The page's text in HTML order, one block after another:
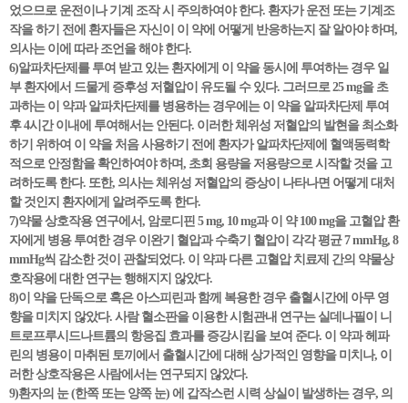
었으므로 운전이나 기계 조작 시 주의하여야 한다. 환자가 운전 또는 기계조
작을 하기 전에 환자들은 자신이 이 약에 어떻게 반응하는지 잘 알아야 하며,
의사는 이에 따라 조언을 해야 한다.
6)알파차단제를 투여 받고 있는 환자에게 이 약을 동시에 투여하는 경우 일
부 환자에서 드물게 증후성 저혈압이 유도될 수 있다. 그러므로 25 mg을 초
과하는 이 약과 알파차단제를 병용하는 경우에는 이 약을 알파차단제 투여
후 4시간 이내에 투여해서는 안된다. 이러한 체위성 저혈압의 발현을 최소화
하기 위하여 이 약을 처음 사용하기 전에 환자가 알파차단제에 혈액동력학
적으로 안정함을 확인하여야 하며, 초회 용량을 저용량으로 시작할 것을 고
려하도록 한다. 또한, 의사는 체위성 저혈압의 증상이 나타나면 어떻게 대처
할 것인지 환자에게 알려주도록 한다.
7)약물 상호작용 연구에서, 암로디핀 5 mg, 10 mg과 이 약 100 mg을 고혈압 환
자에게 병용 투여한 경우 이완기 혈압과 수축기 혈압이 각각 평균 7 mmHg, 8
mmHg씩 감소한 것이 관찰되었다. 이 약과 다른 고혈압 치료제 간의 약물상
호작용에 대한 연구는 행해지지 않았다.
8)이 약을 단독으로 혹은 아스피린과 함께 복용한 경우 출혈시간에 아무 영
향을 미치지 않았다. 사람 혈소판을 이용한 시험관내 연구는 실데나필이 니
트로프루시드나트륨의 항응집 효과를 증강시킴을 보여 준다. 이 약과 헤파
린의 병용이 마취된 토끼에서 출혈시간에 대해 상가적인 영향을 미치나, 이
러한 상호작용은 사람에서는 연구되지 않았다.
9)환자의 눈 (한쪽 또는 양쪽 눈) 에 갑작스런 시력 상실이 발생하는 경우, 의